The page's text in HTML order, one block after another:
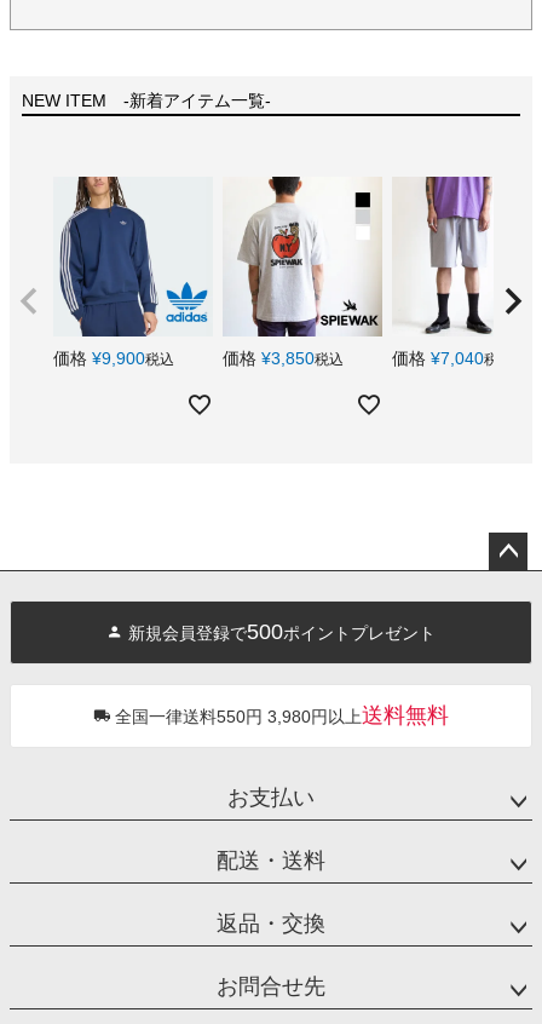
NEW ITEM -新着アイテム一覧-
価格 ¥9,900税込 価格 ¥3,850税込 価格 ¥7,040税込
へ
新規会員登録で500ポイントプレゼント
全国一律送料550円 3,980円以上送料無料
お支払い
配送・送料
返品・交換
お問合せ先